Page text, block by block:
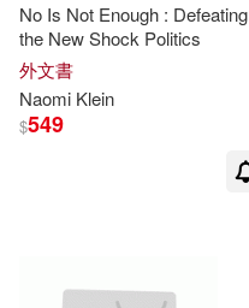
No Is Not Enough : Defeating
the New Shock Politics
外文書
Naomi Klein
$549